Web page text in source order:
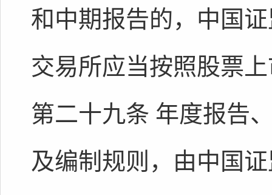
和中期报告的，中国
交易所应当按照股票
第二十九条 年度报告
及编制规则，由中国